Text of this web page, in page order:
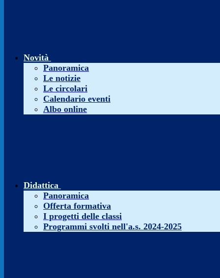
Novità
Panoramica
Le notizie
Le circolari
Calendario eventi
Albo online
Didattica
Panoramica
Offerta formativa
I progetti delle classi
Programmi svolti nell'a.s. 2024-2025